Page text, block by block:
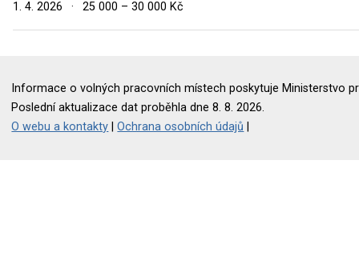
1. 4. 2026
· 25 000 – 30 000 Kč
Informace o volných pracovních místech poskytuje Ministerstvo
Poslední aktualizace dat proběhla dne 8. 8. 2026.
O webu a kontakty |Ochrana osobních údajů